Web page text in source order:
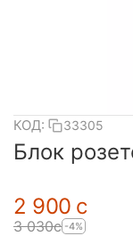
КОД: 33305
Блок
2 900 с
3 030с -4%